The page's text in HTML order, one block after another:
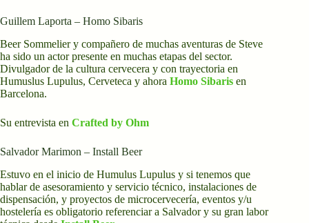
Guillem Laporta – Homo Sibaris
Beer Sommelier y compañero de muchas aventuras de Steve
ha sido un actor presente en muchas etapas del sector.
Divulgador de la cultura cervecera y con trayectoria en
Humuslus Lupulus, Cerveteca y ahora Homo Sibaris en
Barcelona.
Su entrevista en Crafted by Ohm
Salvador Marimon – Install Beer
Estuvo en el inicio de Humulus Lupulus y si tenemos que
hablar de asesoramiento y servicio técnico, instalaciones de
dispensación, y proyectos de microcervecería, eventos y/u
hostelería es obligatorio referenciar a Salvador y su gran labor